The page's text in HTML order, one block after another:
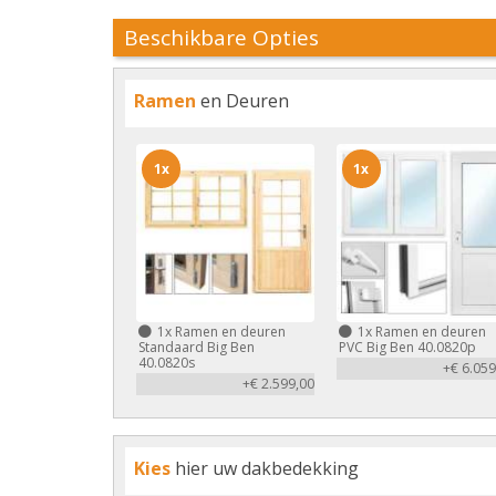
Beschikbare Opties
Ramen en Deuren
1x Ramen en deuren
Standaard Big Ben
40.0820s
+€ 2.599,00
1x
1xRamen en deuren
PVC Big Ben 40.0820p
+€
1x
Kies hier uw dakbedekking